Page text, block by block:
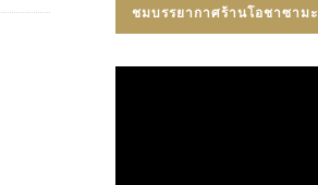
ชมบรรยากาศร้านโอชาซามะ